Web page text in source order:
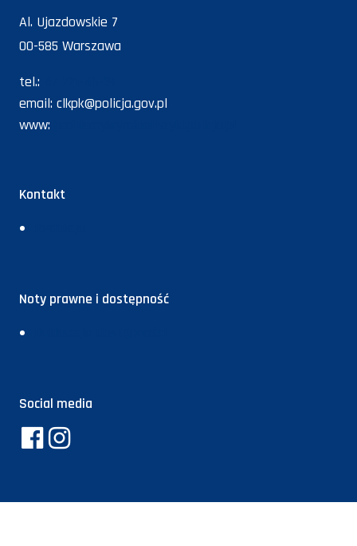
Al. Ujazdowskie 7
00-585 Warszawa
tel.:
email: clkpk@policja.gov.pl
www:
Kontakt
Noty prawne i dostępność
Social media
Facebook
Instagram